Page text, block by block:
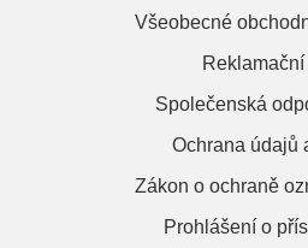
Všeobecné
Reklamační
Společenská
Ochrana údajů
Zákon o ochraně
Prohlášení o